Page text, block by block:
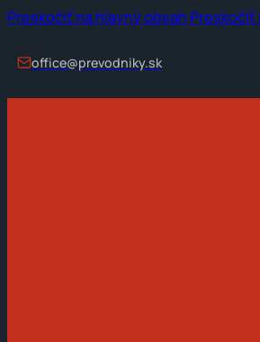
Preskočiť na hlavný obsah Preskočiť
office@prevodniky.sk